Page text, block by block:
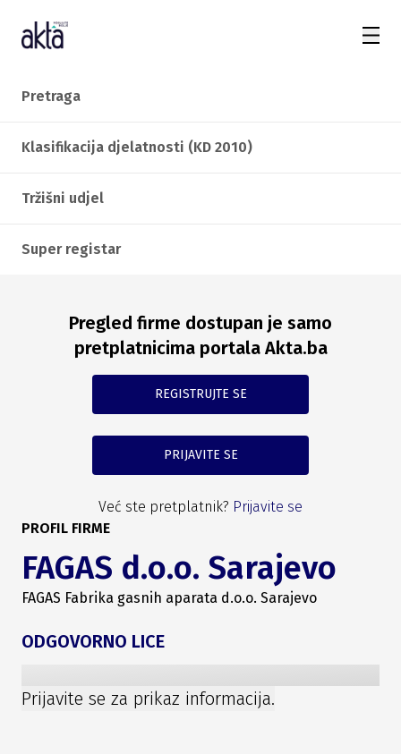
Pretraga
Klasifikacija djelatnosti (KD 2010)
Tržišni udjel
Super registar
Pregled firme dostupan je samo
pretplatnicima portala Akta.ba
REGISTRUJTE SE
PRIJAVITE SE
Već ste pretplatnik? Prijavite se
PROFIL FIRME
FAGAS d.o.o. Sarajevo
FAGAS Fabrika gasnih aparata d.o.o. Sarajevo
ODGOVORNO LICE
Prijavite se za prikaz informacija.